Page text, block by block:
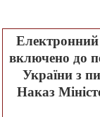
включено до
України з
Наказ